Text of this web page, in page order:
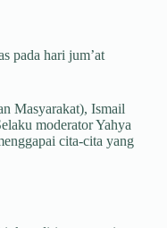
pada hari jum’at
Masyarakat), Ismail
moderator Yahya
cita-cita yang